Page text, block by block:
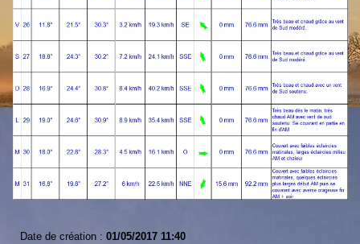
Date de création : 01/05/2017 11:40